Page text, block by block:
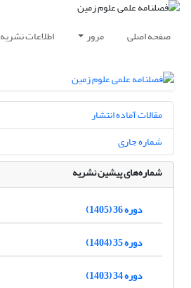
صفحه اصلی مرور اطلاعات نشریه
مقالات آماده انتشار
شماره جاری
شماره‌های پیشین نشریه
دوره 36 (1405)
دوره 35 (1404)
دوره 34 (1403)